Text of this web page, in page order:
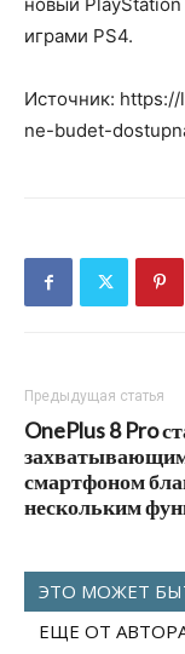
играми PS4.
Источник:
ne-budet-
Предыдущая статья
OnePlus 8 Pro
смартфоном
нескольким
ЭТО МОЖЕТ
ЕЩЕ ОТ